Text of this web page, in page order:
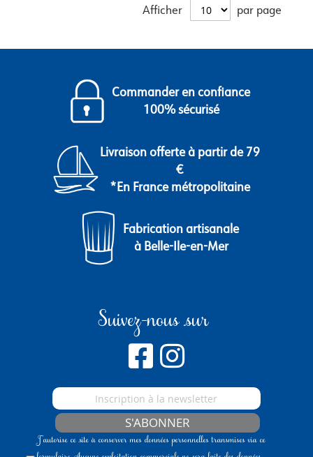
Afficher
par page
Commander en confiance
100% sécurisé
Livraison offerte à partir de 79
€
*En France métropolitaine
Fabrication artisanale
à Belle-Ile-en-Mer
Suivez-nous sur
S'ABONNER
J'autorise ce site à conserver mes données personnelles transmises via ce